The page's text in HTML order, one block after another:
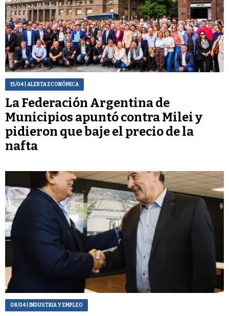
15/04| ALERTA ECONÓMICA
La Federación Argentina de
Municipios apuntó contra Milei y
pidieron que baje el precio de la
nafta
08/04| INDUSTRIA Y EMPLEO